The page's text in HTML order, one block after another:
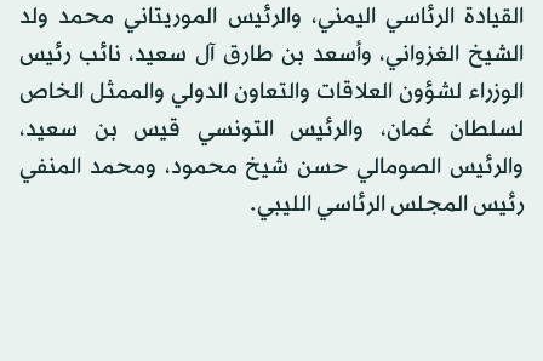
القيادة الرئاسي اليمني، والرئيس الموريتاني محمد ولد
الشيخ الغزواني، وأسعد بن طارق آل سعيد، نائب رئيس
الوزراء لشؤون العلاقات والتعاون الدولي والممثل الخاص
لسلطان عُمان، والرئيس التونسي قيس بن سعيد،
والرئيس الصومالي حسن شيخ محمود، ومحمد المنفي
رئيس المجلس الرئاسي الليبي.